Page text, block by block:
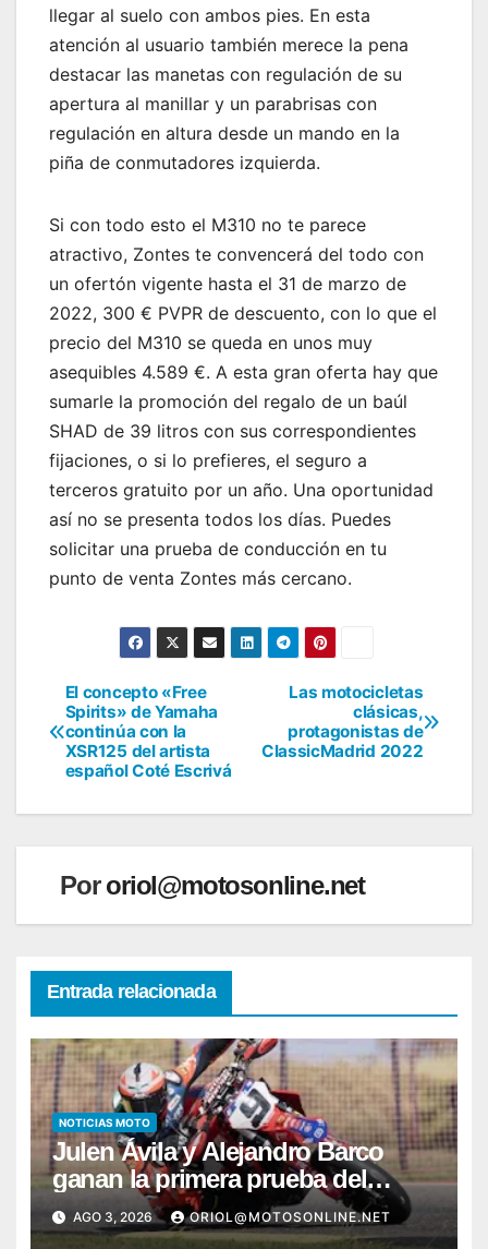
llegar al suelo con ambos pies. En esta
atención al usuario también merece la pena
destacar las manetas con regulación de su
apertura al manillar y un parabrisas con
regulación en altura desde un mando en la
piña de conmutadores izquierda.
Si con todo esto el M310 no te parece
atractivo, Zontes te convencerá del todo con
un ofertón vigente hasta el 31 de marzo de
2022, 300 € PVPR de descuento, con lo que el
precio del M310 se queda en unos muy
asequibles 4.589 €. A esta gran oferta hay que
sumarle la promoción del regalo de un baúl
SHAD de 39 litros con sus correspondientes
fijaciones, o si lo prefieres, el seguro a
terceros gratuito por un año. Una oportunidad
así no se presenta todos los días. Puedes
solicitar una prueba de conducción en tu
punto de venta Zontes más cercano.
Navegación
de
entradas
Las motocicletas
clásicas,
protagonistas de
ClassicMadrid 2022
El concepto «Free
Spirits» de Yamaha
continúa con la
XSR125 del artista
español Coté Escrivá
Pororiol@motosonline.net
Entrada relacionada
NOTICIAS MOTO
Julen Ávila y Alejandro Barco
ganan la primera prueba del
Campeonato de España de
Supermoto
AGO 3, 2026 ORIOL@MOTOSONLINE.NET